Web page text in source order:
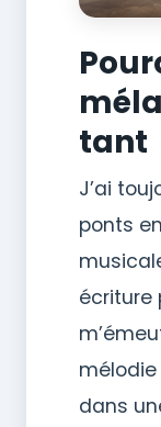
tant
J’ai
ponts
écriture
mélodie
dans